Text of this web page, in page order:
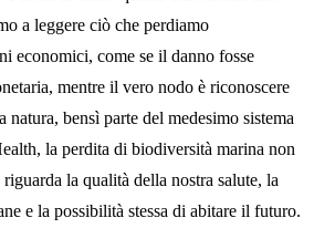
a leggere ciò che perdiamo
economici, come se il danno fosse
mentre il vero nodo è riconoscere
natura, bensì parte del medesimo sistema
la perdita di biodiversità marina non
la qualità della nostra salute, la
e la possibilità stessa di abitare il futuro.